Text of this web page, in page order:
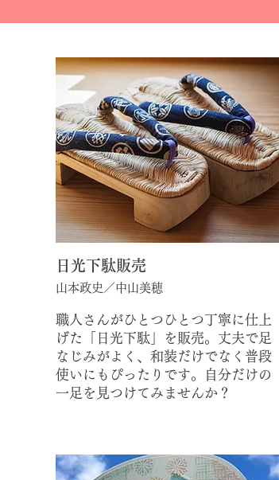
日光下駄販売
​山本政史／中山美穂
職人さんがひとつひとつ丁寧に仕上
げた「日光下駄」を販売。丈夫で足
なじみがよく、和装だけでなく普段
使いにもぴったりです。自分だけの
一足を見つけてみませんか？